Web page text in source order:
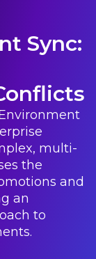
Sync:
multi-
the
and
an
to